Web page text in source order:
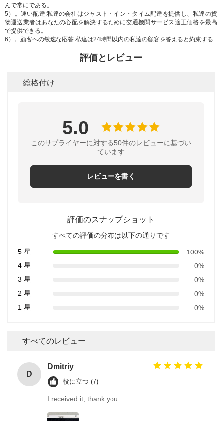
んで常にである。
5）。速い配達:私達の会社はジャスト・イン・タイム配達を提供し、私達の貨
物運送業者はあなたの心配を解決するために交通機関サービス適正価格を最高
で提供できる。
6）。顧客への敏速な応答:私達は24時間以内の私達の顧客を答えると約束する
評価とレビュー
総格付け
5.0
このサプライヤーに対する50件のレビューに基づい
ています
レビューを書く
評価のスナップショット
すべての評価の分布は以下の通りです
5 星
100%
4 星
0%
3 星
0%
2 星
0%
1 星
0%
すべてのレビュー
D
Dmitriy
役に立つ (7)
I received it, thank you.